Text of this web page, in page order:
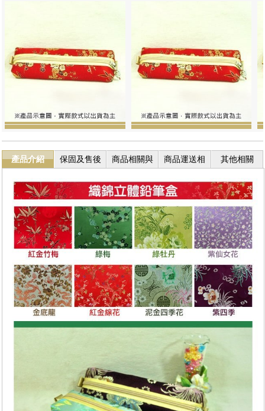
產品介紹
保固及售後
商品相關與
商品運送相
其他相關